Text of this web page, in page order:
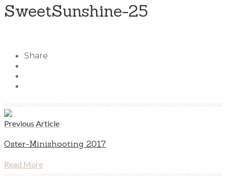
SweetSunshine-25
Share
Previous Article
Oster-Minishooting 2017
Read More